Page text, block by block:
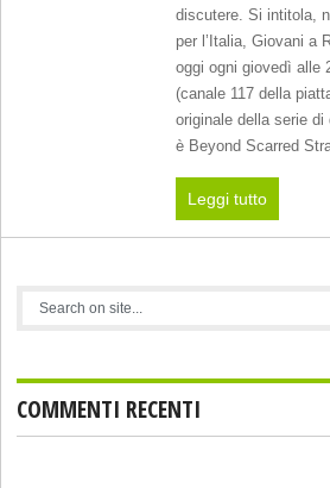
discutere. Si intitola,
per l’Italia, Giovani a
oggi ogni giovedì alle
(canale 117 della
originale della serie
è Beyond Scarred
Leggi tutto
COMMENTI RECENTI